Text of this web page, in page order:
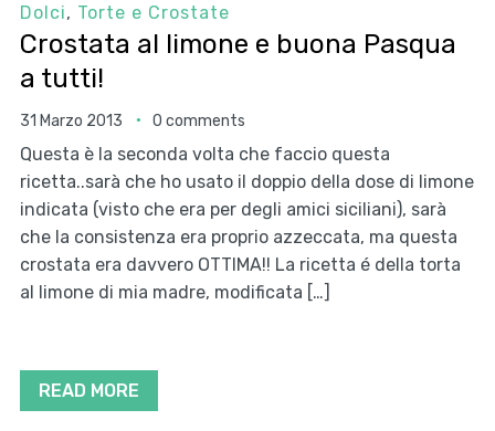
Dolci, Torte e Crostate
Crostata al limone e buona Pasqua
a tutti!
31 Marzo 2013 0 comments
Questa è la seconda volta che faccio questa
ricetta..sarà che ho usato il doppio della dose di limone
indicata (visto che era per degli amici siciliani), sarà
che la consistenza era proprio azzeccata, ma questa
crostata era davvero OTTIMA!! La ricetta é della torta
al limone di mia madre, modificata […]
READ MORE